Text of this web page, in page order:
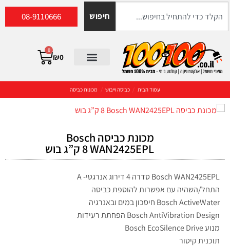
חיפוש 08-9110666
₪0
0
עמוד הבית / כביסה וייבוש / מכונות כביסה
מכונת כביסה Bosch
WAN2425EPL ‏8 ‏ק”ג בוש
Bosch WAN2425EPL סדרה 4 דירוג אנרגטי- A
התחל/השהיה עם אפשרות להוספת כביסה
Bosch ActiveWater חיסכון במים ובאנרגיה
Bosch AntiVibration Design הפחתת רעידות
מנוע Bosch EcoSilence Drive
תוכנית קיטור